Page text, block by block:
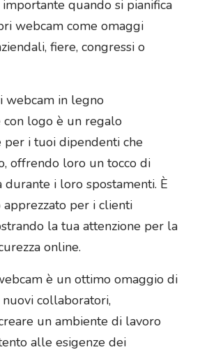
quando si pianifica
webcam come omaggi
fiere, congressi o
webcam in legno
con logo è un regalo
per i tuoi dipendenti che
offrendo loro un tocco di
durante i loro spostamenti. È
per i clienti
la tua attenzione per la
online.
è un ottimo omaggio di
collaboratori,
un ambiente di lavoro
alle esigenze dei